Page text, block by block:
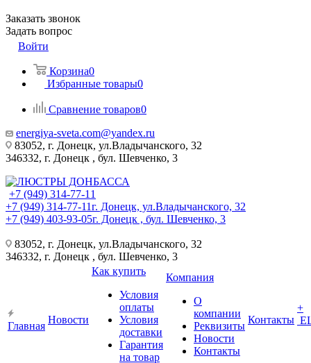
Заказать звонок
Задать вопрос
Войти
Корзина0
Избранные товары0
Сравнение товаров0
energiya-sveta.com@yandex.ru
83052, г. Донецк, ул.Владычанского, 32
346332, г. Донецк , бул. Шевченко, 3
+7 (949) 314-77-11
+7 (949) 314-77-11г. Донецк, ул.Владычанского, 32
+7 (949) 403-93-05г. Донецк , бул. Шевченко, 3
83052, г. Донецк, ул.Владычанского, 32
346332, г. Донецк , бул. Шевченко, 3
Главная
Новости
Как купить
Условия
оплаты
Условия
доставки
Гарантия
на товар
Компания
О
компании
Реквизиты
Новости
Контакты
Контакты
+